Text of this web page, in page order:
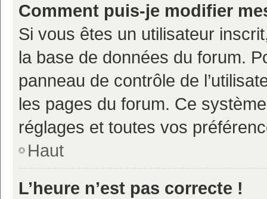
Comment puis-je modifier
Si vous êtes un utilisateur
la base de données du forum.
panneau de contrôle de
les pages du forum. Ce
réglages et toutes vos
Haut
L’heure n’est pas correcte !